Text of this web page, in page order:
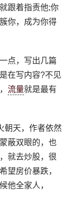
跟着指责他;你
你，成为你得
点，写出几篇
在写内容?不见
流量就是最有
朝天，作者依然
蔽双眼的，也
就去炒股，很
望房价暴跌，
他全家人，